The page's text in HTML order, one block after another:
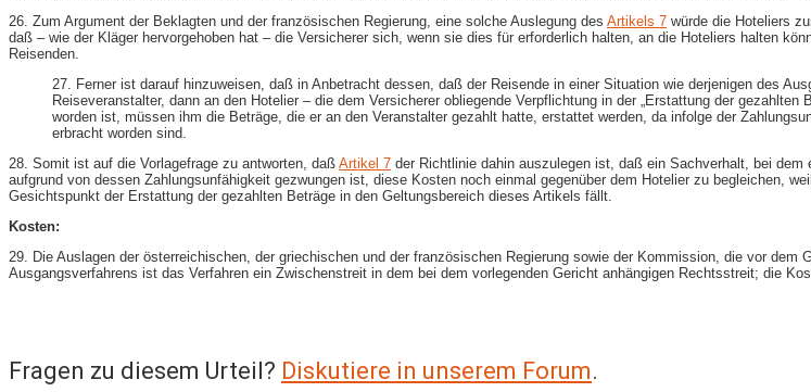
26. Zum Argument der Beklagten und der französischen Regierung, eine solche Auslegung des Artikels 7 würde die Hoteliers
daß – wie der Kläger hervorgehoben hat – die Versicherer sich, wenn sie dies für erforderlich halten, an die Hoteliers halten
Reisenden.
27. Ferner ist darauf hinzuweisen, daß in Anbetracht dessen, daß der Reisende in einer Situation wie derjenigen des
Reiseveranstalter, dann an den Hotelier – die dem Versicherer obliegende Verpflichtung in der „Erstattung der
worden ist, müssen ihm die Beträge, die er an den Veranstalter gezahlt hatte, erstattet werden, da infolge der
erbracht worden sind.
28. Somit ist auf die Vorlagefrage zu antworten, daß Artikel 7 der Richtlinie dahin auszulegen ist, daß ein Sachverhalt, bei
aufgrund von dessen Zahlungsunfähigkeit gezwungen ist, diese Kosten noch einmal gegenüber dem Hotelier zu begleichen,
Gesichtspunkt der Erstattung der gezahlten Beträge in den Geltungsbereich dieses Artikels fällt.
Kosten:
29. Die Auslagen der österreichischen, der griechischen und der französischen Regierung sowie der Kommission, die vor
Ausgangsverfahrens ist das Verfahren ein Zwischenstreit in dem bei dem vorlegenden Gericht anhängigen Rechtsstreit; die
Fragen zu diesem Urteil? Diskutiere in unserem Forum.